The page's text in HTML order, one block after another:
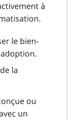
à
le bien-
la
ou
un